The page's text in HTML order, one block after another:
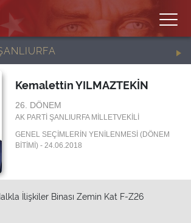
Kemalettin YILMAZTEKİN
26. DÖNEM
AK PARTİ ŞANLIURFA MİLLETVEKİLİ
GENEL SEÇİMLERİN YENİLENMESİ (DÖNEM
BİTİMİ) - 24.06.2018
İlişkiler Binası Zemin Kat F-Z26